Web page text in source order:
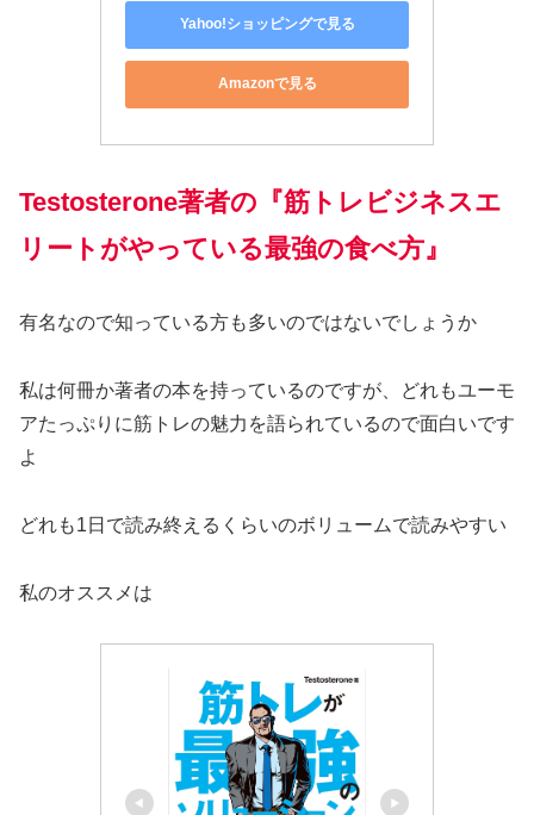
Yahoo!ショッピングで見る
Amazonで見る
Testosterone著者の『筋トレビジネスエ
リートがやっている最強の食べ方』
有名なので知っている方も多いのではないでしょうか
私は何冊か著者の本を持っているのですが、どれもユーモ
アたっぷりに筋トレの魅力を語られているので面白いです
よ
どれも1日で読み終えるくらいのボリュームで読みやすい
私のオススメは